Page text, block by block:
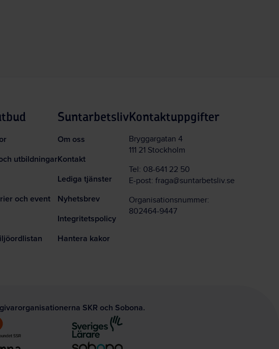
utbildningar
och event
Suntarbetsliv
Om oss
Kontakt
Lediga tjänster
Nyhetsbrev
Integritetspolicy
Hantera kakor
Kontaktuppgifter
Bryggargatan 4
111 21 Stockholm
Tel: 08-641 22 50
E-post: fraga@suntarbetsliv.se
Organisationsnummer:
802464-9447
SKR och Sobona.